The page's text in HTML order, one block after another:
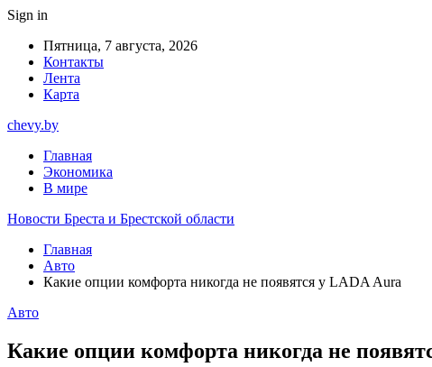
Sign in
Пятница, 7 августа, 2026
Контакты
Лента
Карта
chevy.by
Главная
Экономика
В мире
Новости Бреста и Брестской области
Главная
Авто
Какие опции комфорта никогда не появятся у LADA Aura
Авто
Какие опции комфорта никогда не